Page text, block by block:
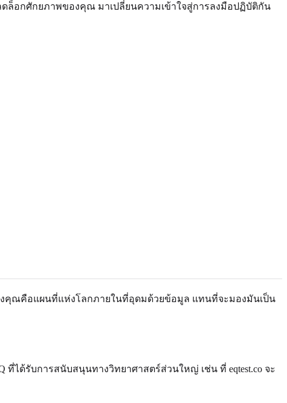
อกศักยภาพของคุณ มาเปลี่ยนความเข้าใจสู่การลงมือปฏิบัติกัน
งคุณคือแผนที่แห่งโลกภายในที่อุดมด้วยข้อมูล แทนที่จะมองมันเป็น
ด้รับการสนับสนุนทางวิทยาศาสตร์ส่วนใหญ่ เช่น ที่ eqtest.co จะ